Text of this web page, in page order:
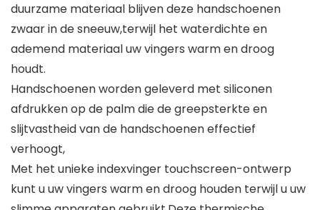
duurzame materiaal blijven deze handschoenen
zwaar in de sneeuw,terwijl het waterdichte en
ademend materiaal uw vingers warm en droog
houdt.
Handschoenen worden geleverd met siliconen
afdrukken op de palm die de greepsterkte en
slijtvastheid van de handschoenen effectief
verhoogt,
Met het unieke indexvinger touchscreen-ontwerp
kunt u uw vingers warm en droog houden terwijl u uw